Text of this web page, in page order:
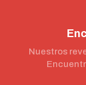
Nuestros